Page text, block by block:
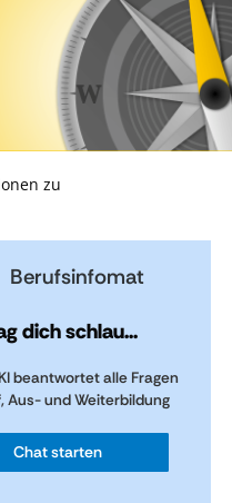
zu
Berufsinfomat
dich schlau...
beantwortet alle Fragen
Aus- und Weiterbildung
Chat starten